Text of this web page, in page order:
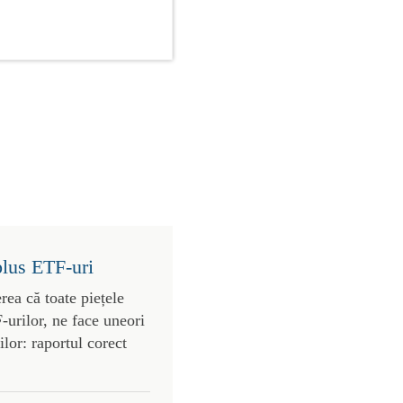
ETF-uri
că toate piețele
urilor, ne face uneori
raportul corect